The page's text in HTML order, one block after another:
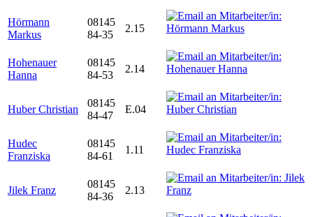
Hörmann
Markus
08145
84-35
2.15
Hohenauer
Hanna
08145
84-53
2.14
Huber Christian
08145
84-47
E.04
Hudec
Franziska
08145
84-61
1.11
Jilek Franz
08145
84-36
2.13